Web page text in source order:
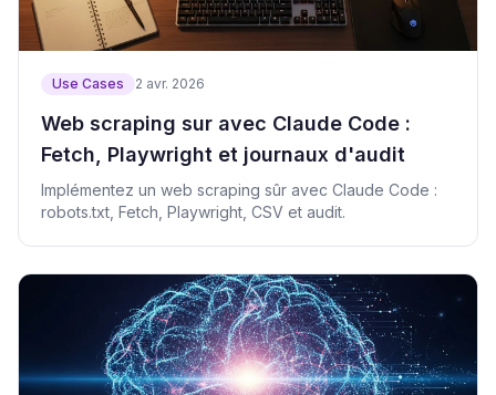
Use Cases 2 avr. 2026
Web scraping sur avec Claude Code :
Fetch, Playwright et journaux d'audit
Implémentez un web scraping sûr avec Claude Code :
robots.txt, Fetch, Playwright, CSV et audit.